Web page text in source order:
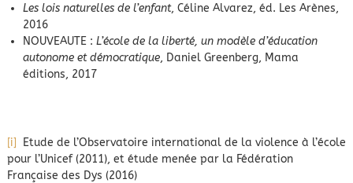
Les lois naturelles de l’enfant, Céline Alvarez, éd. Les Arènes,
2016
NOUVEAUTE : L’école de la liberté, un modèle d’éducation
autonome et démocratique, Daniel Greenberg, Mama
éditions, 2017
[i]
Etude de l’Observatoire international de la violence à l’école
pour l’Unicef (2011), et étude menée par la Fédération
Française des Dys (2016)